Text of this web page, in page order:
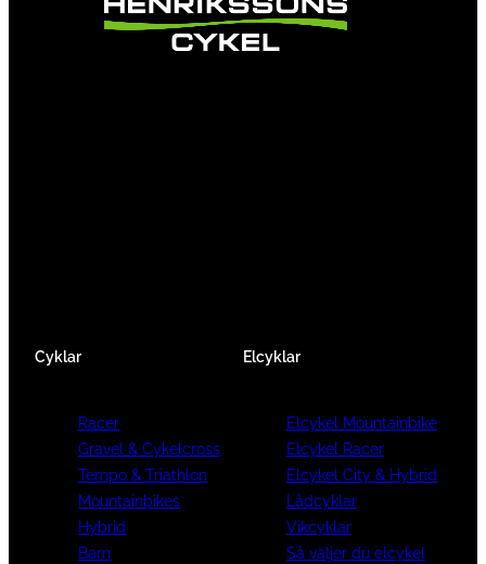
Cyklar
Racer
Gravel & Cykelcross
Tempo & Triathlon
Mountainbikes
Hybrid
Barn
Elcyklar
Elcykel Mountainbike
Elcykel Racer
Elcykel City & Hybrid
Lådcyklar
Vikcyklar
Så väljer du elcykel